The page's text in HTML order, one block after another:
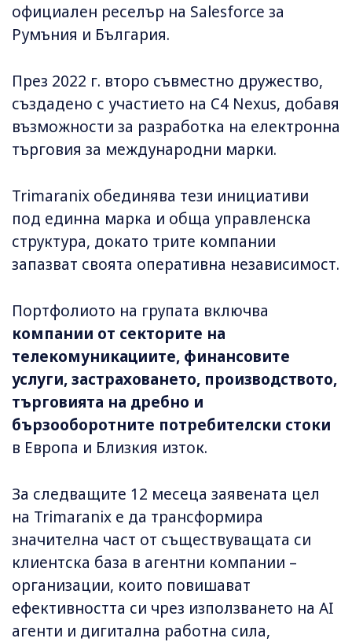
официален реселър на Salesforce за
Румъния и България.
През 2022 г. второ съвместно дружество,
създадено с участието на C4 Nexus, добавя
възможности за разработка на електронна
търговия за международни марки.
Trimaranix обединява тези инициативи
под единна марка и обща управленска
структура, докато трите компании
запазват своята оперативна независимост.
Портфолиото на групата включва
компании от секторите на
телекомуникациите, финансовите
услуги, застраховането, производството,
търговията на дребно и
бързооборотните потребителски стоки
в Европа и Близкия изток.
За следващите 12 месеца заявената цел
на Trimaranix е да трансформира
значителна част от съществуващата си
клиентска база в агентни компании –
организации, които повишават
ефективността си чрез използването на AI
агенти и дигитална работна сила,